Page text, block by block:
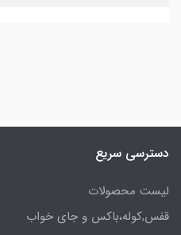
دسترسی سریع
لیست محصولات
قفس,کوله،باکس و جای خواب